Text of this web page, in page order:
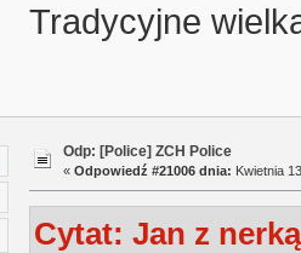
Tradycyjne
Odp: [Police] ZCH Police
« Odpowiedź #21006 dnia: Kwietnia
Cytat: Jan z